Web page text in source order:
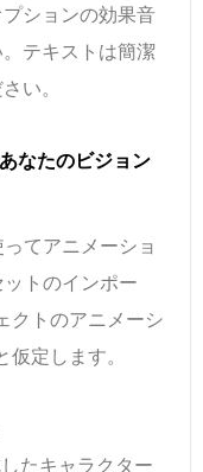
プションの効果音
テキストは簡潔
い。
なたのビジョン
てアニメーショ
トのインポー
クトのアニメーシ
定します。
たキャラクター